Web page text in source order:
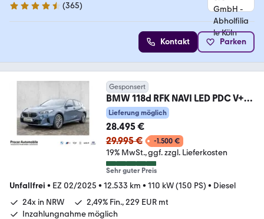
4.6 Sterne
(365)
Kontakt Parken
Gesponsert
BMW 118d RFK NAVI LED PDC V+H
DAB Parkass. Tempomat
Lieferung möglich
28.495 €
29.995 €
-1.500 €
19% MwSt. ggf. zzgl. Lieferkosten
Sehr guter Preis
Unfallfrei • EZ 02/2025 • 12.533 km • 110 kW (150 PS) • Diesel
24x in NRW
2,49% Fin., 229 EUR mt
Inzahlungnahme möglich